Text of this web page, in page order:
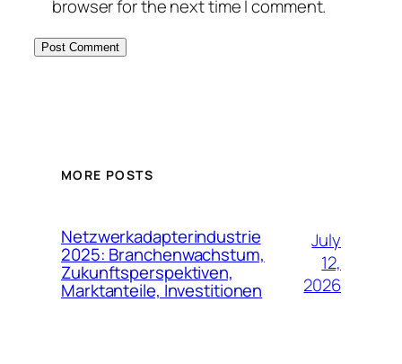
browser for the next time I comment.
MORE POSTS
Netzwerkadapterindustrie
2025: Branchenwachstum,
Zukunftsperspektiven,
Marktanteile, Investitionen
July
12,
2026